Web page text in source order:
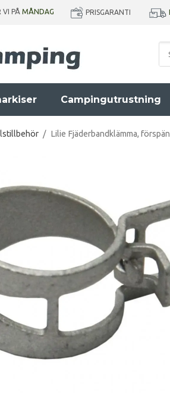
VI PÅ MÅNDAG PRISGARANTI
Campingutrustning
/ Lilie Fjäderbandklämma,